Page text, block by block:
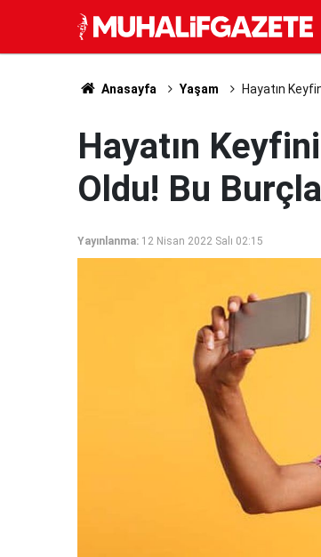
Anasayfa Yaşam Hayatın
Hayatın
Oldu! Bu
Yayınlanma: 12 Nisan 2022 Salı 02:15